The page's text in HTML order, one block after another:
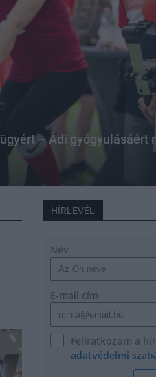
– Ádi gyógyulásáért
HÍRLEVÉL
Név
E-mail cím
Feliratkozom a
adatvédelmi